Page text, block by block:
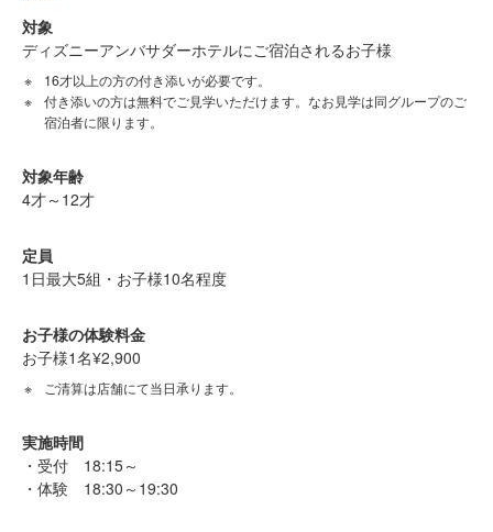
対象
ディズニーアンバサダーホテルにご宿泊されるお子様
16才以上の方の付き添いが必要です。
付き添いの方は無料でご見学いただけます。なお見学は同グループのご
宿泊者に限ります。
対象年齢
4才～12才
定員
1日最大5組・お子様10名程度
お子様の体験料金
お子様1名¥2,900
ご清算は店舗にて当日承ります。
実施時間
・受付 18:15～
・体験 18:30～19:30